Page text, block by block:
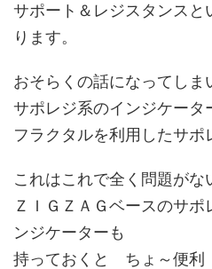
サポート＆レジスタンスと
ります。
おそらくの話になってしま
サポレジ系のインジケータ
フラクタルを利用したサポ
これはこれで全く問題がな
ＺＩＧＺＡＧベースのサ
ンジケーターも
持っておくと ちょ～便利